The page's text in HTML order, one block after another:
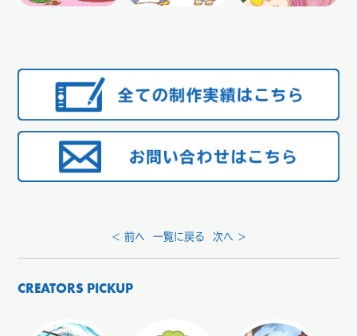
< 前へ 一覧に戻る 次へ >
CREATORS PICKUP